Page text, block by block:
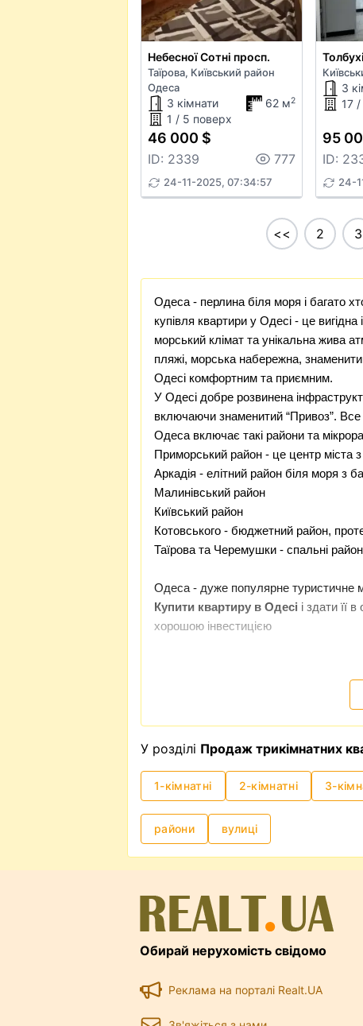
Небесної Сотні просп.
Таїрова, Київський район
Одеса
3 кімнати 62 м2
1 / 5 поверх
46 000 $
ID: 2339 777
24-11-2025, 07:34:57
3
17
95
ID:
24-
<< 2 3
Одеса - перлина біля моря і багато
купівля квартири у Одесі - це
морський клімат та унікальна жива
пляжі, морська набережна,
Одесі комфортним та приємним.
У Одесі добре розвинена
включаючи знаменитий “Привоз”. Все
Одеса включає такі райони та
Приморський район - це центр міста
Аркадія - елітний район біля моря з
Малинівський район
Київський район
Котовського - бюджетний район,
Таїрова та Черемушки - спальні
Одеса - дуже популярне туристичне
Купити квартиру в Одесі і здати її
хорошою інвестицією
У розділі Продаж трикімнатних
1-кімнатні 2-кімнатні 3-
райони вулиці
Обирай нерухомість свідомо
Реклама на порталі Realt.UA